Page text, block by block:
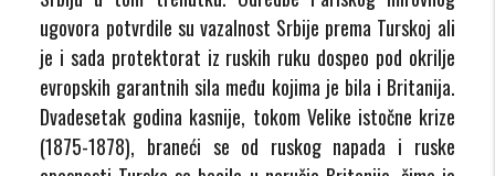
ugovora potvrdile su vazalnost Srbije prema Turskoj ali
je i sada protektorat iz ruskih ruku dospeo pod okrilje
evropskih garantnih sila među kojima je bila i Britanija.
Dvadesetak godina kasnije, tokom Velike istočne krize
(1875-1878), braneći se od ruskog napada i ruske